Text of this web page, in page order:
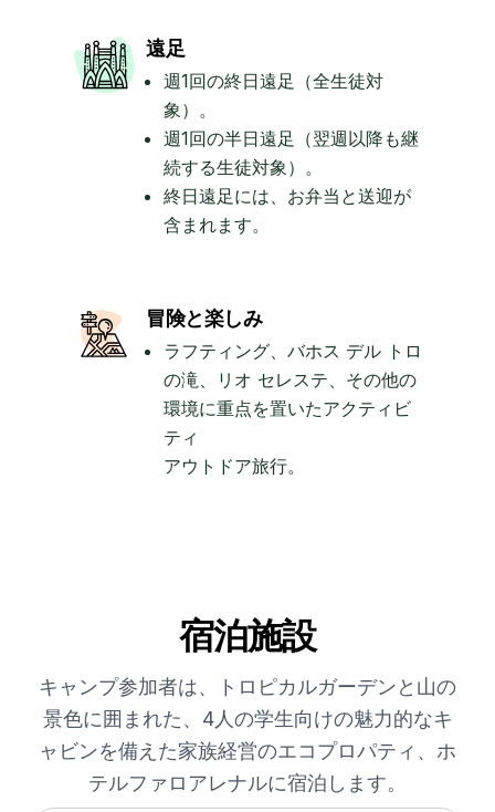
遠足
週1回の終日遠足（全生徒対
象）。
週1回の半日遠足（翌週以降も継
続する生徒対象）。
終日遠足には、お弁当と送迎が
含まれます。
冒険と楽しみ
ラフティング、バホス デル トロ
の滝、リオ セレステ、その他の
環境に重点を置いたアクティビ
ティ
アウトドア旅行。
宿泊施設
キャンプ参加者は、トロピカルガーデンと山の
景色に囲まれた、4人の学生向けの魅力的なキ
ャビンを備えた家族経営のエコプロパティ、ホ
テルファロアレナルに宿泊します。